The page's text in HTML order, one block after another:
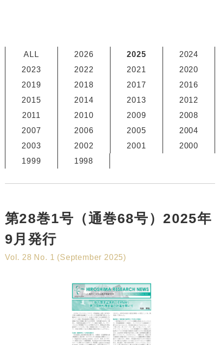
ALL 2026 2025
2024
2023
2022 2021
2020
2019
2018 2017
2016
2015
2014 2013
2012
2011
2010 2009
2008
2007
2006 2005
2004
2003
2002 2001
2000
1999
1998
第28巻1号（通巻68号）2025年
9月発行
Vol. 28 No. 1 (September 2025)